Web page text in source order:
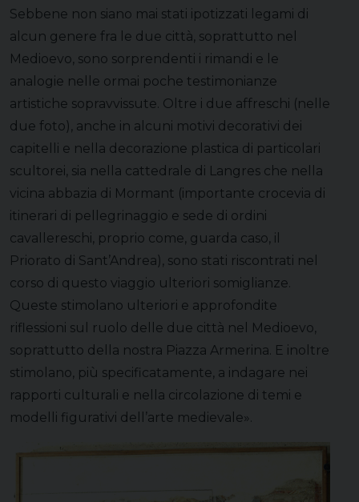
Sebbene non siano mai stati ipotizzati legami di
alcun genere fra le due città, soprattutto nel
Medioevo, sono sorprendenti i rimandi e le
analogie nelle ormai poche testimonianze
artistiche sopravvissute. Oltre i due affreschi (nelle
due foto), anche in alcuni motivi decorativi dei
capitelli e nella decorazione plastica di particolari
scultorei, sia nella cattedrale di Langres che nella
vicina abbazia di Mormant (importante crocevia di
itinerari di pellegrinaggio e sede di ordini
cavallereschi, proprio come, guarda caso, il
Priorato di Sant’Andrea), sono stati riscontrati nel
corso di questo viaggio ulteriori somiglianze.
Queste stimolano ulteriori e approfondite
riflessioni sul ruolo delle due città nel Medioevo,
soprattutto della nostra Piazza Armerina. E inoltre
stimolano, più specificatamente, a indagare nei
rapporti culturali e nella circolazione di temi e
modelli figurativi dell’arte medievale».